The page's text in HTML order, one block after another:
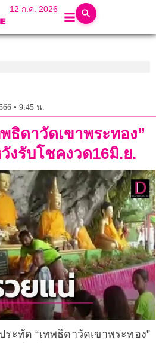
12 ก.ค. 2026
• 9:45 น.
ธิดาวัดเขาพระทอง”
งรับโชคงวด16มิ.ย.
ะทัด “เทพธิดาวัดเขาพระทอง”